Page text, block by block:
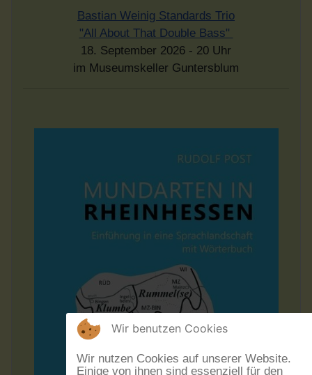
Bastian Weinig Standards Trio
"All About That Double Bass"
18. September 2026 - 20 Uhr
im Museumskeller Guntersblum
Wir benutzen Cookies
Wir nutzen Cookies auf unserer Website.
Einige von ihnen sind essenziell für den